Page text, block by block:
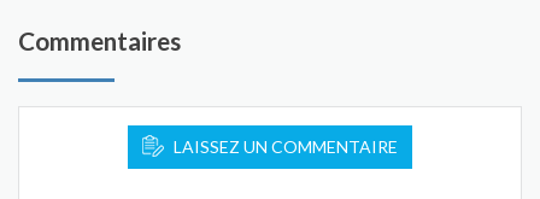
Commentaires
LAISSEZ UN COMMENTAIRE